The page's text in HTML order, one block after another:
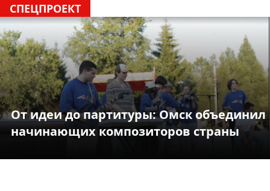
СПЕЦПРОЕКТ
От идеи до партитуры: Омск объединил
начинающих композиторов страны